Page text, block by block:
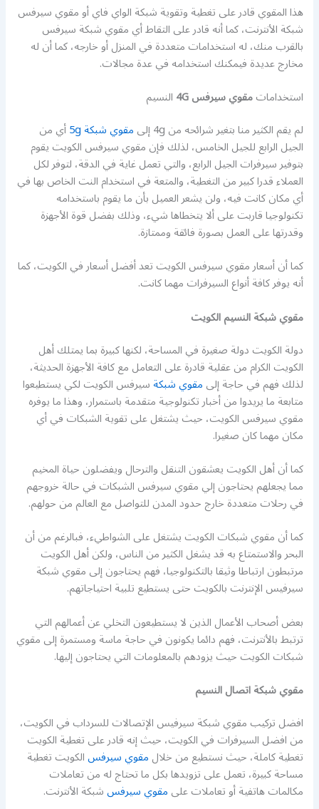
هذا المقوي قادر على تغطية وتقوية شبكة الواي فاي أو مقوي سيرفس
شبكة الأنترنت، كما أنه قادر على التقاط أي مقوي شبكة سيرفس
بالقرب منك، له استخدامات متعددة في المنزل أو خارجه، كما أن له
مخارج عديدة فيمكنك استخدامه في عدة مجالات.
استخداماتمقوي سيرفس 4G
النسيم
لم يقم الكثير منا بتغير شرائحه من 4g إلى
مقوي شبكة 5g أي من
الجيل الرابع للجيل الخامس، لذلك فإن مقوي سيرفس الكويت يقوم
بتوفير سيرفرات الجيل الرابع، والتي تعمل غاية في الدقة، لتوفر لكل
العملاء قدرا كبير من التغطية، والمتعة في استخدام النت الخاص بها في
أي مكان كانت فيه، ولن يشعر العميل بأن ما يقوم باستخدامه
تكنولوجيا قاربت على ألا يتخطاها شيء، وذلك بفضل قوة الأجهزة
وقدرتها على العمل بصورة فائقة وممتازة.
كما أن أسعار مقوي سيرفس الكويت تعد أفضل أسعار في الكويت، كما
أنه يوفر كافة أنواع السيرفرات مهما كانت.
مقوي شبكة النسيم الكويت
دولة الكويت دولة صغيرة في المساحة، لكنها كبيرة بما يمتلك أهل
الكويت الكرام من عقلية قادرة على التعامل مع كافة الأجهزة الحديثة،
لذلك فهم في حاجة إلىمقوي شبكةسيرفس الكويت لكي يستطيعوا
متابعة ما يريدوا من أخبار تكنولوجية متقدمة باستمرار، وهذا ما يوفره
مقوي سيرفس الكويت، حيث يشتغل على تقوية الشبكات في أي
مكان مهما كان صغيرا.
كما أن أهل الكويت يعشقون التنقل والترحال ويفضلون حياة المخيم
مما يجعلهم يحتاجون إلي مقوي سيرفس الشبكات في حالة خروجهم
في رحلات متعددة خارج حدود المدن للتواصل مع العالم من حولهم.
كما أن مقوي شبكات الكويت يشتغل على الشواطيء، فبالرغم من أن
البحر والاستمتاع به قد يشغل الكثير من الناس، ولكن أهل الكويت
مرتبطون ارتباطا وثيقا بالتكنولوجيا، فهم يحتاجون إلى مقوي شبكة
سيرفيس الإنترنت بالكويت حتى يستطيع تلبية احتياجاتهم.
بعض أصحاب الأعمال الذين لا يستطيعون التخلي عن أعمالهم التي
ترتبط بالأنترنت، فهم دائما يكونون في حاجة ماسة ومستمرة إلى مقوي
شبكات الكويت حيث يزودهم بالمعلومات التي يحتاجون إليها.
مقوي شبكة اتصال النسيم
افضل تركيب مقوي شبكة سيرفيس الإتصالات للسرداب في الكويت،
من افضل السيرفرات في الكويت، حيث إنه قادر على تغطية الكويت
تغطية كاملة، حيث نستطيع من خلالمقوي سيرفسالكويت تغطية
مساحة كبيرة، تعمل على تزويدها بكل ما تحتاج له من تعاملات
مكالمات هاتفية أو تعاملات علىمقوي سيرفسشبكة الأنترنت.